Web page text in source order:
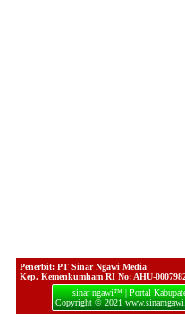
Penerbit: PT Sinar Ngawi Media
Kep. Kemenkumham RI No: AHU-
sinar ngawi™ | Portal
Copyright © 2021